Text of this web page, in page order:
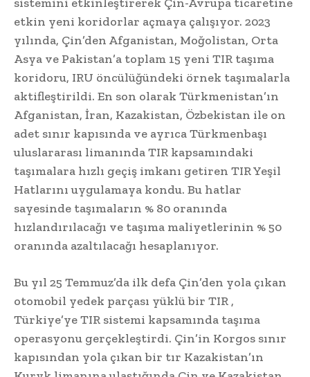
etkin yeni koridorlar açmaya çalışıyor. 2023
yılında, Çin’den Afganistan, Moğolistan, Orta
Asya ve Pakistan’a toplam 15 yeni TIR taşıma
koridoru, IRU öncülüğündeki örnek taşımalarla
aktifleştirildi. En son olarak Türkmenistan’ın
Afganistan, İran, Kazakistan, Özbekistan ile on
adet sınır kapısında ve ayrıca Türkmenbaşı
uluslararası limanında TIR kapsamındaki
taşımalara hızlı geçiş imkanı getiren TIR Yeşil
Hatlarını uygulamaya kondu. Bu hatlar
sayesinde taşımaların % 80 oranında
hızlandırılacağı ve taşıma maliyetlerinin % 50
oranında azaltılacağı hesaplanıyor.
Bu yıl 25 Temmuz’da ilk defa Çin’den yola çıkan
otomobil yedek parçası yüklü bir TIR ,
Türkiye’ye TIR sistemi kapsamında taşıma
operasyonu gerçekleştirdi. Çin’in Korgos sınır
kapısından yola çıkan bir tır Kazakistan’ın